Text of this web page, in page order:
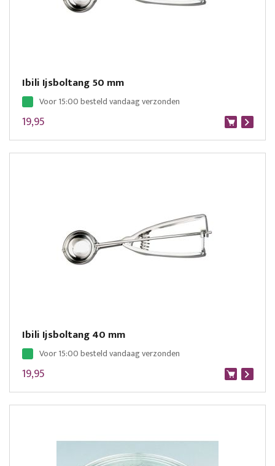
Ibili Ijsboltang 50 mm
Voor 15:00 besteld vandaag verzonden
19,95
Ibili Ijsboltang 40 mm
Voor 15:00 besteld vandaag verzonden
19,95